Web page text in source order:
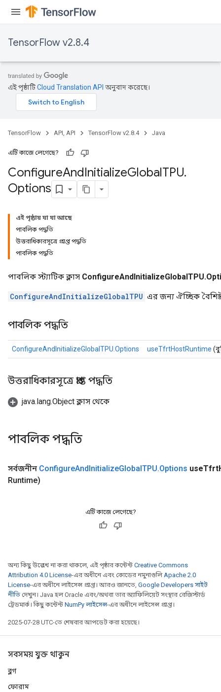
TensorFlow v2.8.4
এই পৃষ্ঠাটিCloud Translation API অনুবাদ করেছে।
TensorFlow API, API TensorFlow v2.8.4 Java
এটি কাজে লেগেছে?
ConfigureAndInitializeGlobalTPU.
Options
এই পৃষ্ঠায় যা যা আছে
পাবলিক পদ্ধতি
উত্তরাধিকারসূত্রে প্রাপ্ত পদ্ধতি
পাবলিক পদ্ধতি
পাবলিক স্ট্যাটিক ক্লাস
ConfigureAndInitializeGlobalTPU এর জন্য ঐচ্ছিক
পাবলিক পদ্ধতি
ConfigureAndInitializeGlobalTPU.Options useTfrtHostRuntime
উত্তরাধিকারসূত্রে প্রাপ্ত পদ্ধতি
java.lang.Object ক্লাস থেকে
পাবলিক পদ্ধতি
সর্বজনীন ConfigureAndInitializeGlobalTPU.Options useTfrt
Runtime)
এটি কাজে লেগেছে?
অন্য কিছু উল্লেখ না করা থাকলে, এই পৃষ্ঠার কন্টেন্ট Creative Commons
Attribution 4.0 License-এর অধীনে এবং কোডের নমুনাগুলিApache 2.0
License-এর অধীনে লাইসেন্স প্রাপ্ত। আরও জানতে, Google Developers সাইট
নীতি দেখুন। Java হল Oracle এবং/অথবা তার অ্যাফিলিয়েট সংস্থার রেজিস্টার্ড
ট্রেডমার্ক। কিছু কন্টেন্ট NumPy লাইসেন্স-এর অধীনে লাইসেন্স প্রাপ্ত।
2025-07-28 UTC-তে শেষবার আপডেট করা হয়েছে।
সবসময় যুক্ত থাকুন
ব্লগ
ফোরাম